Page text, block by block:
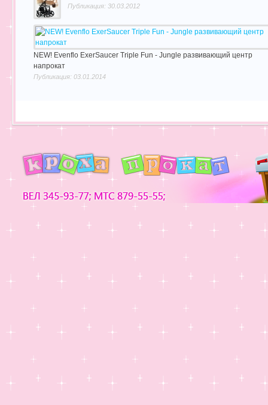
Публикация: 30.03.2012
NEW! Evenflo ExerSaucer Triple Fun - Jungle развивающий центр
напрокат
Публикация: 03.01.2014